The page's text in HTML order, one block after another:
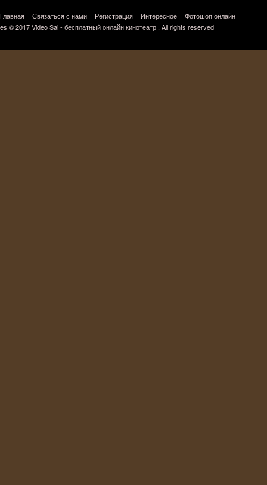
Главная Связаться с нами Регистрация Интересное
Фотошоп онлайн
es © 2017 Video Sai - бесплатный онлайн кинотеатр!. All rights reserved